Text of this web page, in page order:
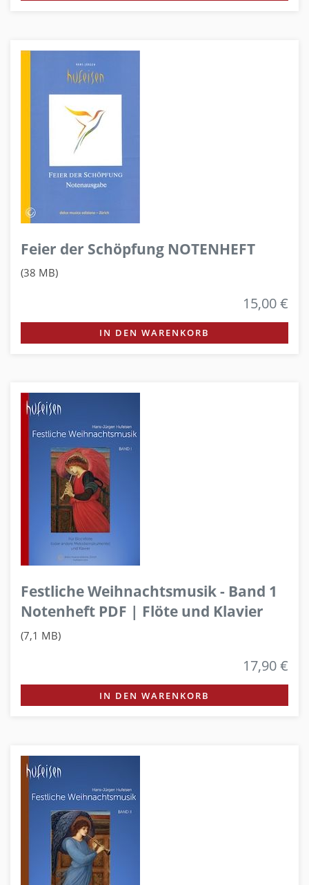
Feier der Schöpfung NOTENHEFT
(38 MB)
15,00 €
IN DEN WARENKORB
Festliche Weihnachtsmusik - Band 1
Notenheft PDF | Flöte und Klavier
(7,1 MB)
17,90 €
IN DEN WARENKORB